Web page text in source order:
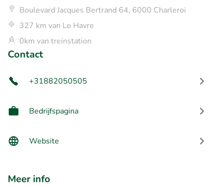
Boulevard Jacques Bertrand 64, 6000 Charleroi
327 km van Le Havre
0km van treinstation
Contact
+31882050505
Bedrijfspagina
Website
Meer info